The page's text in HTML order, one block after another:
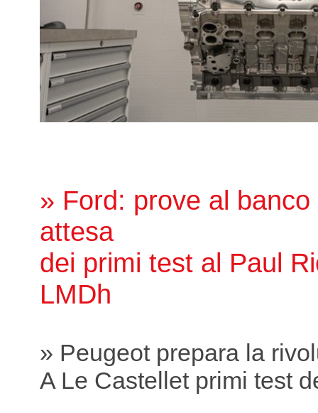
» Ford: prove al
attesa
dei primi test al Paul
LMDh
» Peugeot prepara la
A Le Castellet primi test